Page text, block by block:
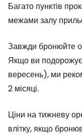
Багато пунктів
межами залу
Завжди бронюйте
Якщо ви
вересень), ми
2 місяці.
Ціни на тижневу
влітку, якщо